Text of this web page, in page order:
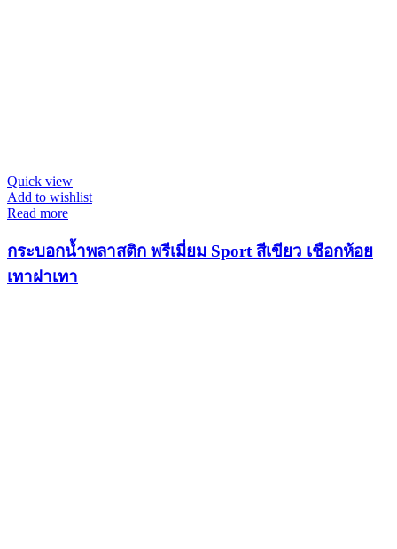
Quick view
Add to wishlist
Read more
กระบอกน้ำพลาสติก พรีเมี่ยม Sport สีเขียว เชือกห้อย
เทาฝาเทา